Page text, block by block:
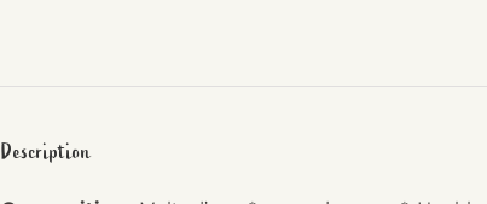
Ambrée
Description